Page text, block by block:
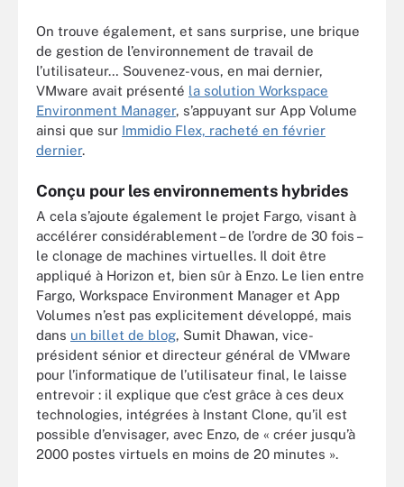
On trouve également, et sans surprise, une brique
de gestion de l’environnement de travail de
l’utilisateur… Souvenez-vous, en mai dernier,
VMware avait présenté la solution Workspace
Environment Manager, s’appuyant sur App Volume
ainsi que sur Immidio Flex, racheté en février
dernier.
Conçu pour les environnements hybrides
A cela s’ajoute également le projet Fargo, visant à
accélérer considérablement – de l’ordre de 30 fois –
le clonage de machines virtuelles. Il doit être
appliqué à Horizon et, bien sûr à Enzo. Le lien entre
Fargo, Workspace Environment Manager et App
Volumes n’est pas explicitement développé, mais
dans un billet de blog, Sumit Dhawan, vice-
président sénior et directeur général de VMware
pour l’informatique de l’utilisateur final, le laisse
entrevoir : il explique que c’est grâce à ces deux
technologies, intégrées à Instant Clone, qu’il est
possible d’envisager, avec Enzo, de « créer jusqu’à
2000 postes virtuels en moins de 20 minutes ».